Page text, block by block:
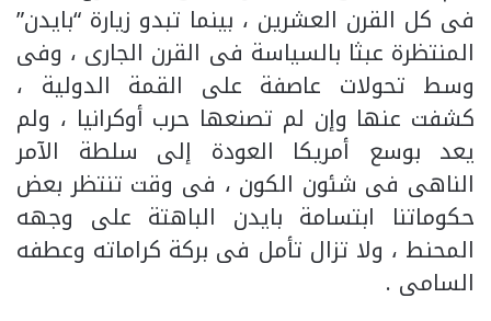
فى كل القرن العشرين ، بينما تبدو زيارة “بايدن”
المنتظرة عبثا بالسياسة فى القرن الجارى ، وفى
وسط تحولات عاصفة على القمة الدولية ،
كشفت عنها وإن لم تصنعها حرب أوكرانيا ، ولم
يعد بوسع أمريكا العودة إلى سلطة الآمر
الناهى فى شئون الكون ، فى وقت تنتظر بعض
حكوماتنا ابتسامة بايدن الباهتة على وجهه
المحنط ، ولا تزال تأمل فى بركة كراماته وعطفه
السامى .